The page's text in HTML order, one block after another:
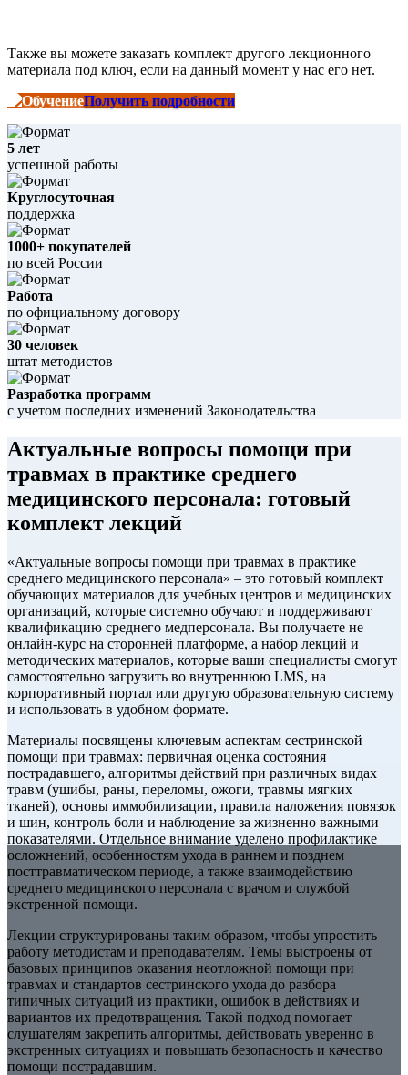
Также вы можете заказать комплект другого лекционного
материала под ключ, если на данный момент у нас его нет.
Получить подробности
5 лет
успешной работы
Круглосуточная
поддержка
1000+ покупателей
по всей России
Работа
по официальному договору
30 человек
штат методистов
Разработка программ
с учетом последних изменений Законодательства
Актуальные вопросы помощи при
травмах в практике среднего
медицинского персонала: готовый
комплект лекций
«Актуальные вопросы помощи при травмах в практике
среднего медицинского персонала» – это готовый комплект
обучающих материалов для учебных центров и медицинских
организаций, которые системно обучают и поддерживают
квалификацию среднего медперсонала. Вы получаете не
онлайн-курс на сторонней платформе, а набор лекций и
методических материалов, которые ваши специалисты смогут
самостоятельно загрузить во внутреннюю LMS, на
корпоративный портал или другую образовательную систему
и использовать в удобном формате.
Материалы посвящены ключевым аспектам сестринской
помощи при травмах: первичная оценка состояния
пострадавшего, алгоритмы действий при различных видах
травм (ушибы, раны, переломы, ожоги, травмы мягких
тканей), основы иммобилизации, правила наложения повязок
и шин, контроль боли и наблюдение за жизненно важными
показателями. Отдельное внимание уделено профилактике
осложнений, особенностям ухода в раннем и позднем
посттравматическом периоде, а также взаимодействию
среднего медицинского персонала с врачом и службой
экстренной помощи.
Лекции структурированы таким образом, чтобы упростить
работу методистам и преподавателям. Темы выстроены от
базовых принципов оказания неотложной помощи при
травмах и стандартов сестринского ухода до разбора
типичных ситуаций из практики, ошибок в действиях и
вариантов их предотвращения. Такой подход помогает
слушателям закрепить алгоритмы, действовать уверенно в
экстренных ситуациях и повышать безопасность и качество
помощи пострадавшим.